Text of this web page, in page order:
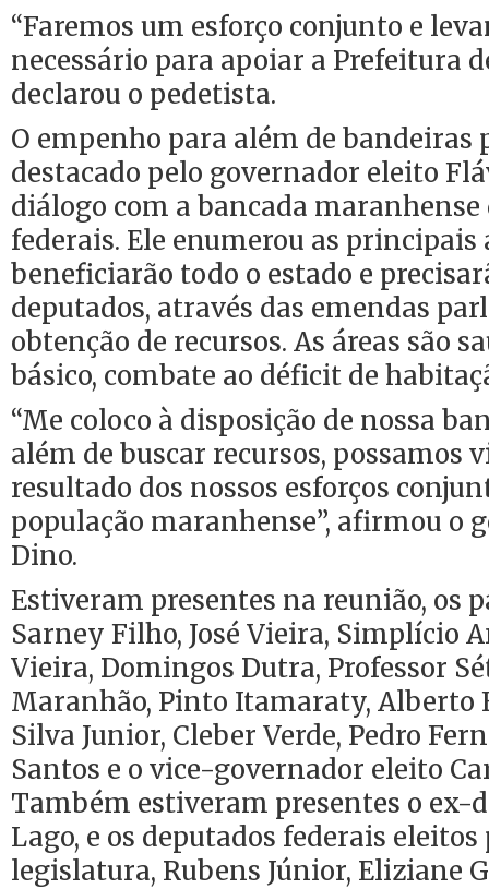
“Faremos um esforço conjunto e
necessário para apoiar a Prefeitura
declarou o pedetista.
O empenho para além de
destacado pelo governador eleito
diálogo com a bancada maranhense
federais. Ele enumerou as principais
beneficiarão todo o estado e
deputados, através das emendas
obtenção de recursos. As áreas são
básico, combate ao déficit de
“Me coloco à disposição de nossa
além de buscar recursos, possamos
resultado dos nossos esforços
população maranhense”, afirmou o
Dino.
Estiveram presentes na reunião, os
Sarney Filho, José Vieira, Simplício
Vieira, Domingos Dutra, Professor
Maranhão, Pinto Itamaraty, Alberto
Silva Junior, Cleber Verde, Pedro
Santos e o vice-governador eleito
Também estiveram presentes o ex-
Lago, e os deputados federais
legislatura, Rubens Júnior, Eliziane